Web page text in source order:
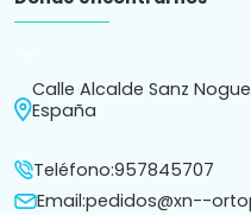
Calle Alcalde Sanz
España
Teléfono:957845707
Email:pedidos@xn--